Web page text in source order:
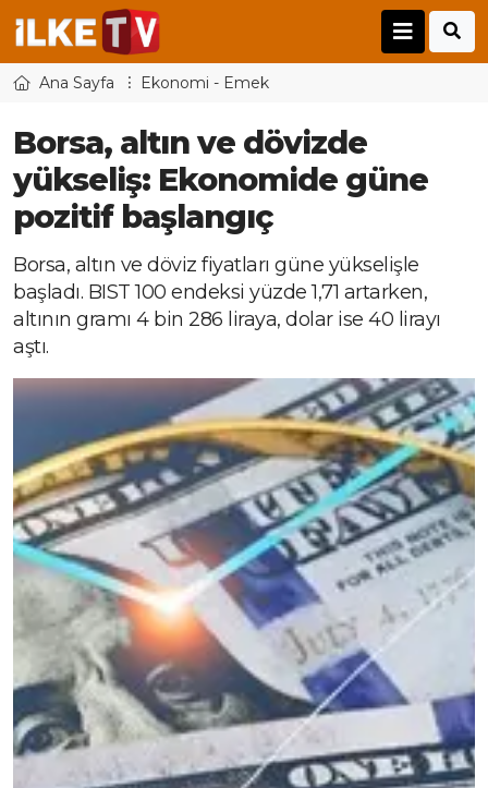
Ana Sayfa Ekonomi - Emek
Borsa, altın ve dövizde
yükseliş: Ekonomide güne
pozitif başlangıç
Borsa, altın ve döviz fiyatları güne yükselişle
başladı. BIST 100 endeksi yüzde 1,71 artarken,
altının gramı 4 bin 286 liraya, dolar ise 40 lirayı
aştı.